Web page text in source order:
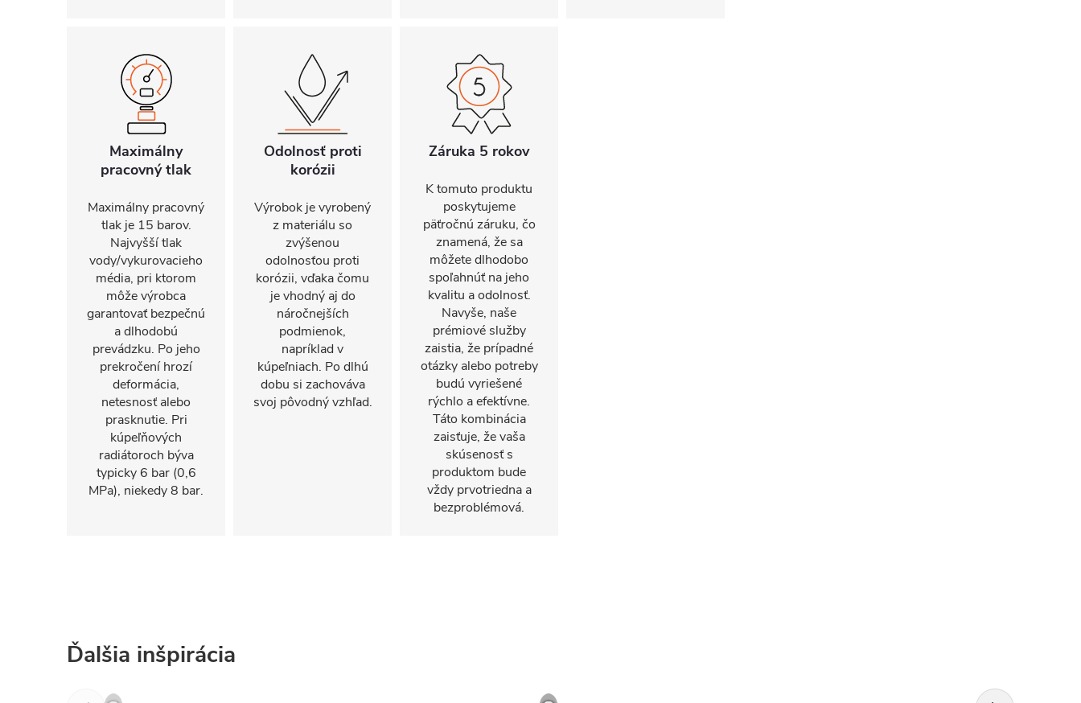
Maximálny
pracovný tlak
Maximálny pracovný
tlak je 15 barov.
Najvyšší tlak
vody/vykurovacieho
média, pri ktorom
môže výrobca
garantovať bezpečnú
a dlhodobú
prevádzku. Po jeho
prekročení hrozí
deformácia,
netesnosť alebo
prasknutie. Pri
kúpeľňových
radiátoroch býva
typicky 6 bar (0,6
MPa), niekedy 8 bar.
Odolnosť proti
korózii
Výrobok je vyrobený
z materiálu so
zvýšenou
odolnosťou proti
korózii, vďaka čomu
je vhodný aj do
náročnejších
podmienok,
napríklad v
kúpeľniach. Po dlhú
dobu si zachováva
svoj pôvodný vzhľad.
Záruka 5 rokov
K tomuto produktu
poskytujeme
päťročnú záruku, čo
znamená, že sa
môžete dlhodobo
spoľahnúť na jeho
kvalitu a odolnosť.
Navyše, naše
prémiové služby
zaistia, že prípadné
otázky alebo potreby
budú vyriešené
rýchlo a efektívne.
Táto kombinácia
zaisťuje, že vaša
skúsenosť s
produktom bude
vždy prvotriedna a
bezproblémová.
Ďalšia inšpirácia